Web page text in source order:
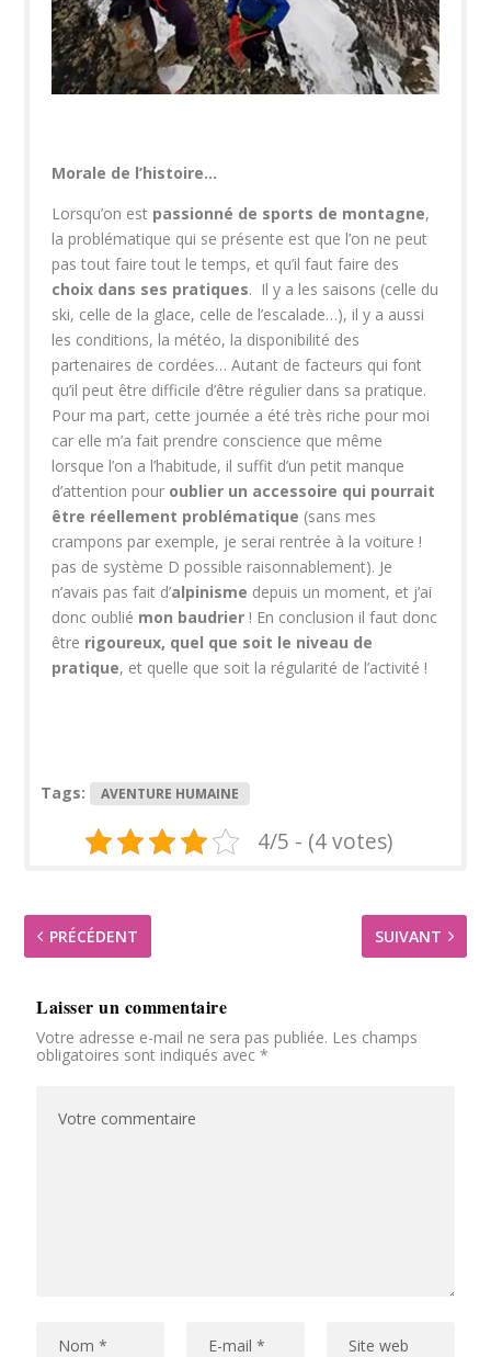
Morale de l’histoire…
Lorsqu’on est passionné de sports de montagne,
la problématique qui se présente est que l’on ne peut
pas tout faire tout le temps, et qu’il faut faire des
choix dans ses pratiques. Il y a les saisons (celle du
ski, celle de la glace, celle de l’escalade…), il y a aussi
les conditions, la météo, la disponibilité des
partenaires de cordées… Autant de facteurs qui font
qu’il peut être difficile d’être régulier dans sa pratique.
Pour ma part, cette journée a été très riche pour moi
car elle m’a fait prendre conscience que même
lorsque l’on a l’habitude, il suffit d’un petit manque
d’attention pour oublier un accessoire qui pourrait
être réellement problématique (sans mes
crampons par exemple, je serai rentrée à la voiture !
pas de système D possible raisonnablement). Je
n’avais pas fait d’alpinisme depuis un moment, et j’ai
donc oublié mon baudrier ! En conclusion il faut donc
être rigoureux, quel que soit le niveau de
pratique, et quelle que soit la régularité de l’activité !
Tags: AVENTURE HUMAINE
4/5 - (4 votes)
PRÉCÉDENT SUIVANT
Laisser un commentaire
Votre adresse e-mail ne sera pas publiée. Les champs
obligatoires sont indiqués avec*